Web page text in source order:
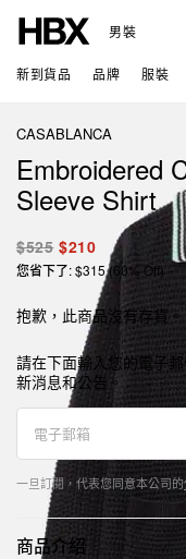
男裝
新到貨品 品牌 服裝
CASABLANCA
Embroidered
Sleeve Shirt
$525 $210
您省下了: $315 (60% Off)
抱歉，此商品沒有存貨。
請在下面輸入您的電子
新消息和公告。
一旦訂閱，代表您同意本公司的
商品介紹